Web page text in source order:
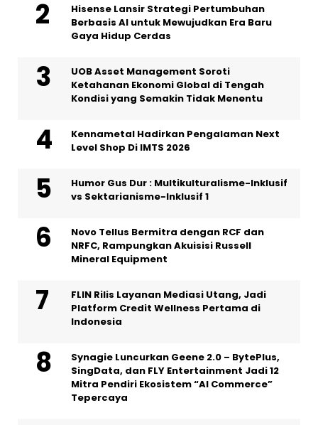
Hisense Lansir Strategi Pertumbuhan
Berbasis AI untuk Mewujudkan Era Baru
Gaya Hidup Cerdas
UOB Asset Management Soroti
Ketahanan Ekonomi Global di Tengah
Kondisi yang Semakin Tidak Menentu
Kennametal Hadirkan Pengalaman Next
Level Shop Di IMTS 2026
Humor Gus Dur : Multikulturalisme-Inklusif
vs Sektarianisme-Inklusif 1
Novo Tellus Bermitra dengan RCF dan
NRFC, Rampungkan Akuisisi Russell
Mineral Equipment
FLIN Rilis Layanan Mediasi Utang, Jadi
Platform Credit Wellness Pertama di
Indonesia
Synagie Luncurkan Geene 2.0 – BytePlus,
SingData, dan FLY Entertainment Jadi 12
Mitra Pendiri Ekosistem “AI Commerce”
Tepercaya